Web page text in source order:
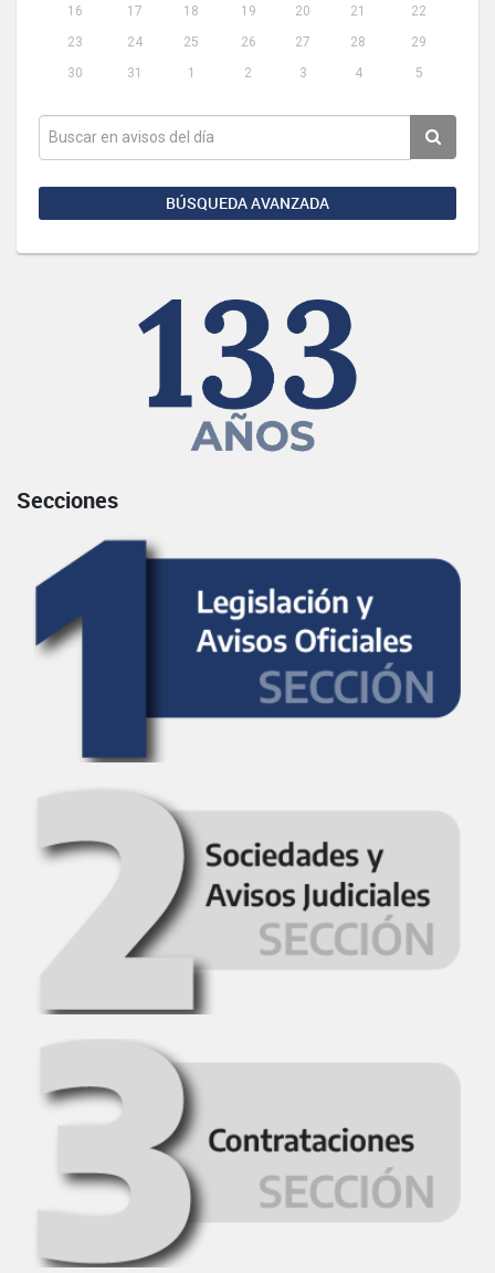
16
17 18 19 20 21
22
23
24 25 26 27 28
29
30
31 1 2 3 4 5
BÚSQUEDA AVANZADA
Secciones